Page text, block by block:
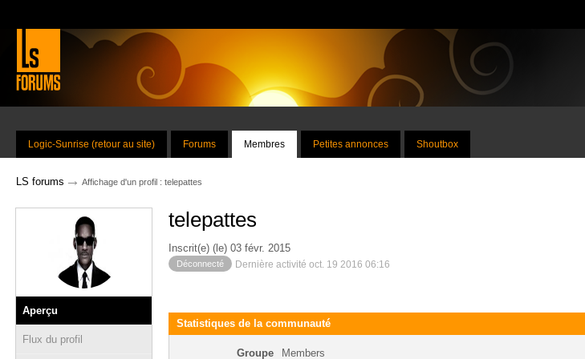
Logic-Sunrise (retour au site) Forums Membres Petites annonces Shoutbox
LS forums → Affichage d'un profil : telepattes
Aperçu
Flux du profil
telepattes
Inscrit(e) (le) 03 févr. 2015
Déconnecté Dernière activité oct. 19 2016 06:16
Statistiques de la communauté
Groupe Members